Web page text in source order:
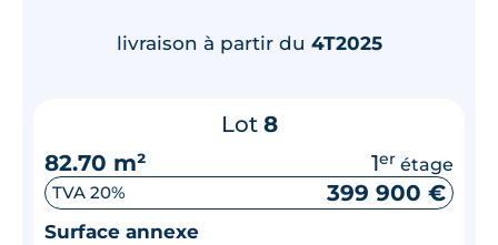
livraison à partir du 4T2025
Lot 8
82.70 m²
1er étage
TVA 20% 399 900 €
Surface annexe